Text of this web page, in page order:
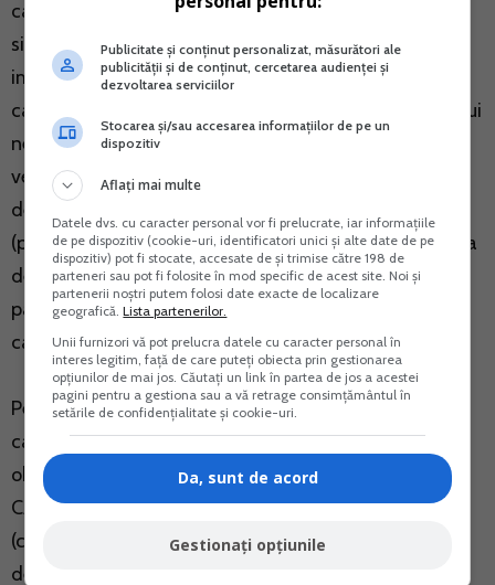
care au obligatia de a conduce evidenta contabila au
si obligatta de a calcula, retine, declara si plati
impozitul corespunzator sumelor platite. Impozitul se
calculeaza prin aplicarea cotei de 10% asupra venitului
net si se retine la sursa, de catre acesti platitori de
venituri, la momentul platii veniturilor. Impozitul se
declara si se plateste de catre platitorul de venit
(persoana juridica sau alta persoana care are obligatia
de a conduce evidenta contabila), la bugetul de stat
pana pe data de 25 a lunii urmatoare, data pana la
care se efectueaza si plata impozitului.
Persoanele fizice, care obtin venituri din aceasta
categorie se incadreaza in categoria persoanelor
obligate la plata contributiei sociale de sanatate
CASS, daca valoarea venitului net/normei de venit
(cumulat si cu alte venituri obtinute de contribuabil)
depaseste plafonul anual de 6/12/24 salarii minime
Publicitate și conținut personalizat, măsurători ale
publicității și de conținut, cercetarea audienței și
dezvoltarea serviciilor
Stocarea și/sau accesarea informațiilor de pe un
dispozitiv
Aflați mai multe
Datele dvs. cu caracter personal vor fi prelucrate, iar informațiile
de pe dispozitiv (cookie-uri, identificatori unici și alte date de pe
dispozitiv) pot fi stocate, accesate de și trimise către 198 de
parteneri sau pot fi folosite în mod specific de acest site. Noi și
partenerii noștri putem folosi date exacte de localizare
geografică.Lista partenerilor.
Unii furnizori vă pot prelucra datele cu caracter personal în
interes legitim, față de care puteți obiecta prin gestionarea
opțiunilor de mai jos. Căutați un link în partea de jos a acestei
pagini pentru a gestiona sau a vă retrage consimțământul în
setările de confidențialitate și cookie-uri.
Da, sunt de acord
Gestionați opțiunile